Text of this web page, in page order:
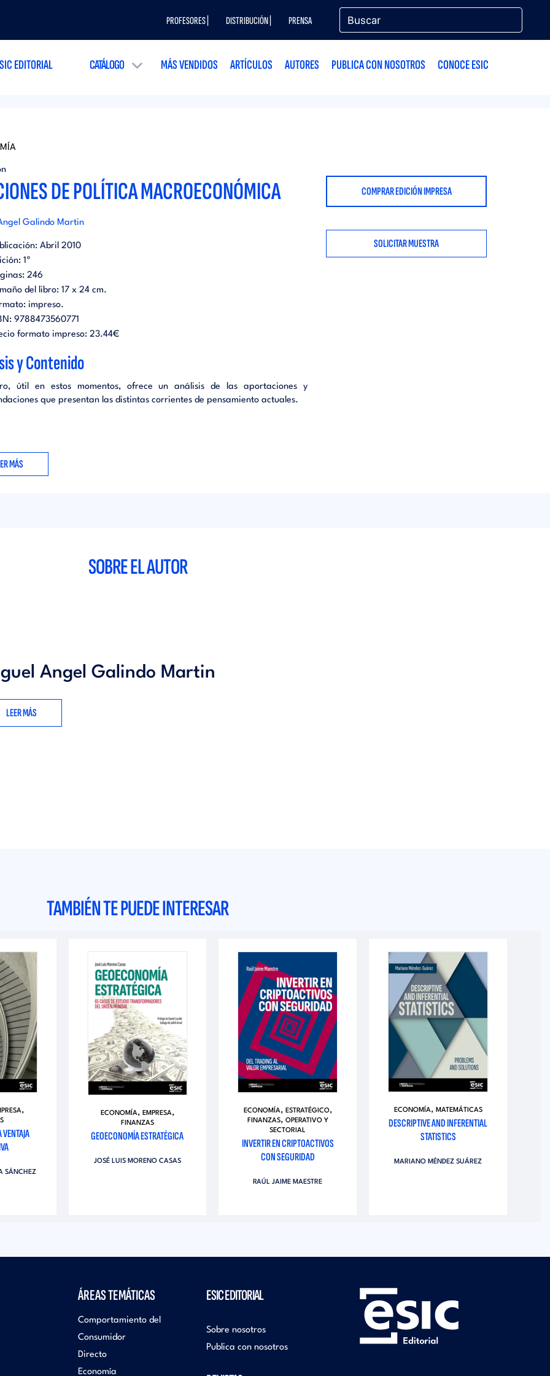
PROFESORES | DISTRIBUCIÓN | PRENSA
EDITORIAL CATÁLOGO MÁS VENDIDOS ARTÍCULOS AUTORES PUBLICA CON NOSOTROS CONOCE ESIC
DE POLÍTICA MACROECONÓMICA
Galindo Martin
Abril 2010
1ª
246
del libro: 17 x 24 cm.
impreso.
9788473560771
formato impreso: 23.44€
y Contenido
útil en estos momentos, ofrece un análisis de las aportaciones y
que presentan las distintas corrientes de pensamiento actuales.
MÁS
COMPRAR EDICIÓN IMPRESA
SOLICITAR MUESTRA
SOBRE EL AUTOR
Angel Galindo Martin
LEER MÁS
TAMBIÉN TE PUEDE INTERESAR
,
SÁNCHEZ
ECONOMÍA, EMPRESA,
FINANZAS
GEOECONOMÍA ESTRATÉGICA
JOSÉ LUIS MORENO CASAS
ECONOMÍA, ESTRATÉGICO,
FINANZAS, OPERATIVO Y
SECTORIAL
INVERTIR EN CRIPTOACTIVOS
CON SEGURIDAD
RAÚL JAIME MAESTRE
ECONOMÍA, MATEMÁTICAS
DESCRIPTIVE AND INFERENTIAL
STATISTICS
MARIANO MÉNDEZ SUÁREZ
ÁREAS TEMÁTICAS
Comportamiento del
Consumidor
Directo
Economía
ESIC EDITORIAL
Sobre nosotros
Publica con nosotros